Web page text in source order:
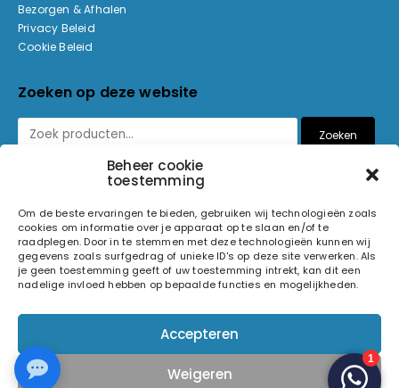
Beheer cookie
toestemming
Om de beste ervaringen te bieden, gebruiken wij technologieën zoals
cookies om informatie over je apparaat op te slaan en/of te
raadplegen. Door in te stemmen met deze technologieën kunnen wij
gegevens zoals surfgedrag of unieke ID's op deze site verwerken. Als
je geen toestemming geeft of uw toestemming intrekt, kan dit een
nadelige invloed hebben op bepaalde functies en mogelijkheden.
Accepteren
Weigeren
Bezorgen & Afhalen
Privacy Beleid
Cookie Beleid
Zoeken op deze website
Zoeken
© 2026 Light and Sound Factory. Alle rechten voorbehouden.